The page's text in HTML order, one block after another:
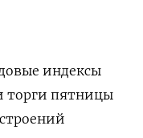
индексы
торги пятницы